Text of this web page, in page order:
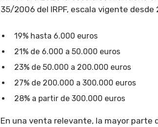
35/2006 del IRPF, escala vigente desde
19% hasta 6.000 euros
21% de 6.000 a 50.000 euros
23% de 50.000 a 200.000 euros
27% de 200.000 a 300.000 euros
28% a partir de 300.000 euros
En una venta relevante, la mayor parte